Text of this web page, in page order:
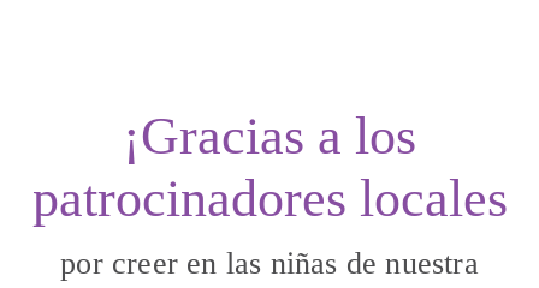
¡Gracias a los
patrocinadores locales
por creer en las niñas de nuestra